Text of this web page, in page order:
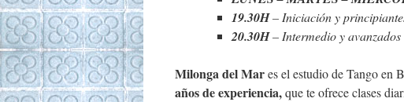
19.30H– Iniciación y
20.30H– Intermedio y avanzados
Milonga del Mares el estudio de Tango en
años de experiencia,que te ofrece clases